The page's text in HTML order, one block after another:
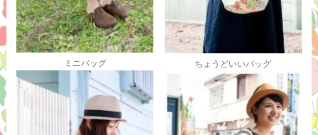
ミニバッグ ちょうどいいバッグ